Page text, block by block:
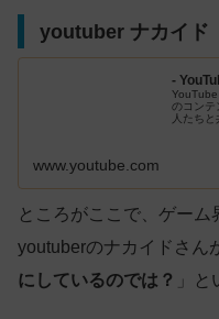
youtuber ナカイド
-
のコンテ
人たちと
www.youtube.com
ところがここで、ゲー
youtuberのナカイドさん
にしているのでは？ 」